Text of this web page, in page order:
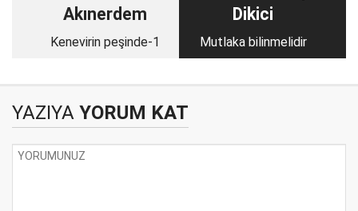
Akınerdem
Kenevirin peşinde-1
Dikici
Mutlaka bilinmelidir
YAZIYA YORUM KAT